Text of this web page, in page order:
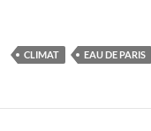
CLIMAT EAU DE PARIS